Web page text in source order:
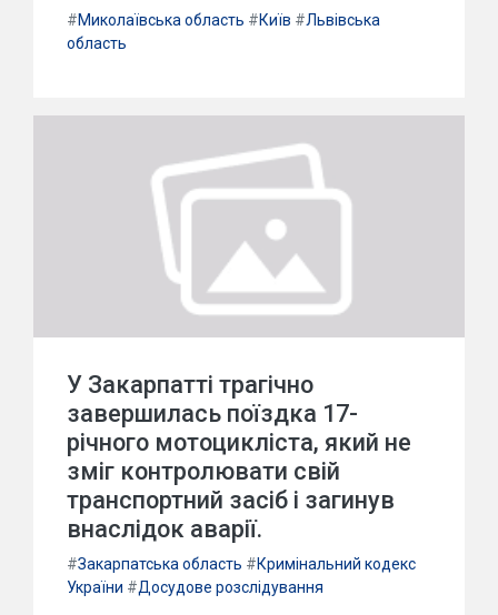
#Миколаївська область #Київ #Львівська
область
У Закарпатті трагічно
завершилась поїздка 17-
річного мотоцикліста, який не
зміг контролювати свій
транспортний засіб і загинув
внаслідок аварії.
#Закарпатська область #Кримінальний кодекс
України #Досудове розслідування